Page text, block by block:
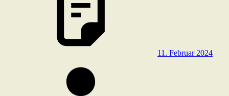
11. Februar 2024